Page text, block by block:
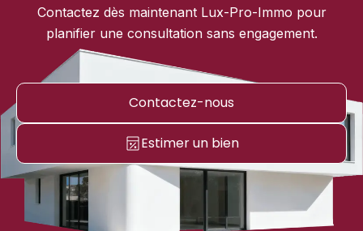
Contactez dès maintenant Lux-Pro-Immo pour
planifier une consultation sans engagement.
Contactez-nous
Estimer un bien